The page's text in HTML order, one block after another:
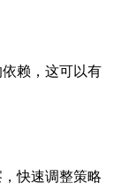
赖，这可以有
快速调整策略